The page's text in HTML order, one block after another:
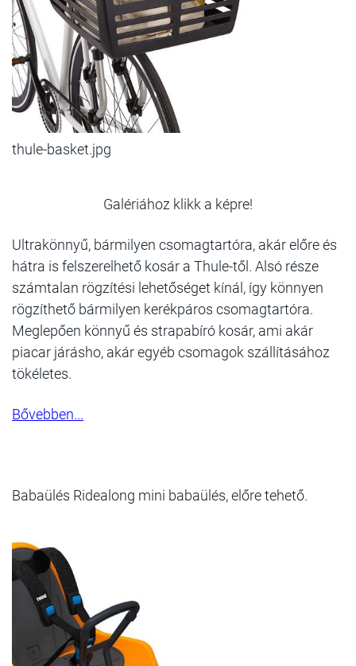
thule-basket.jpg
Galériához klikk a képre!
Ultrakönnyű, bármilyen csomagtartóra, akár előre és
hátra is felszerelhető kosár a Thule-től. Alsó része
számtalan rögzítési lehetőséget kínál, így könnyen
rögzíthető bármilyen kerékpáros csomagtartóra.
Meglepően könnyű és strapabíró kosár, ami akár
piacar járásho, akár egyéb csomagok szállításához
tökéletes.
Bővebben...
Babaülés Ridealong mini babaülés, előre tehető.